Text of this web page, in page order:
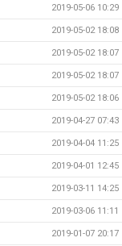
2019-05-06 10:29
2019-05-02 18:08
2019-05-02 18:07
2019-05-02 18:07
2019-05-02 18:06
2019-04-27 07:43
2019-04-04 11:25
2019-04-01 12:45
2019-03-11 14:25
2019-03-06 11:11
2019-01-07 20:17